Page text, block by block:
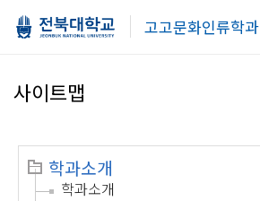
고고문화인류학과
사이트맵
학과소개
학과소개